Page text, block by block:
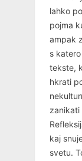
lahko
pojma
ampak
s
tekste,
hkrati
zanikati
kaj
svetu.